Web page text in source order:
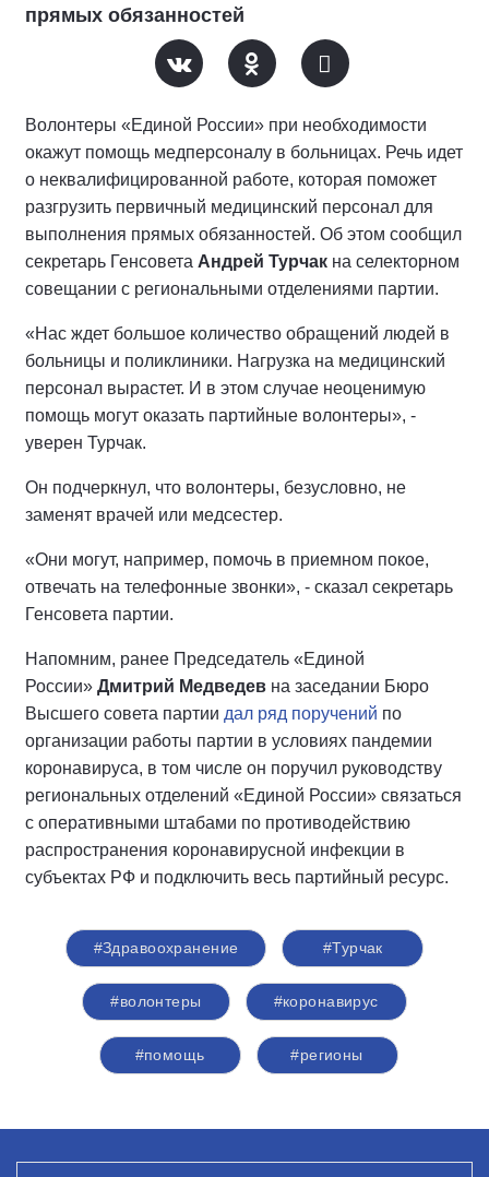
прямых обязанностей
Волонтеры «Единой России» при необходимости
окажут помощь медперсоналу в больницах. Речь идет
о неквалифицированной работе, которая поможет
разгрузить первичный медицинский персонал для
выполнения прямых обязанностей. Об этом сообщил
секретарь Генсовета Андрей Турчак на селекторном
совещании с региональными отделениями партии.
«Нас ждет большое количество обращений людей в
больницы и поликлиники. Нагрузка на медицинский
персонал вырастет. И в этом случае неоценимую
помощь могут оказать партийные волонтеры», -
уверен Турчак.
Он подчеркнул, что волонтеры, безусловно, не
заменят врачей или медсестер.
«Они могут, например, помочь в приемном покое,
отвечать на телефонные звонки», - сказал секретарь
Генсовета партии.
Напомним, ранее Председатель «Единой
России» Дмитрий Медведев на заседании Бюро
Высшего совета партии дал ряд поручений по
организации работы партии в условиях пандемии
коронавируса, в том числе он поручил руководству
региональных отделений «Единой России» связаться
с оперативными штабами по противодействию
распространения коронавирусной инфекции в
субъектах РФ и подключить весь партийный ресурс.
#Здравоохранение #Турчак
#волонтеры #коронавирус
#помощь #регионы